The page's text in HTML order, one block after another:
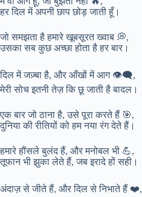
हर दिल में अपनी छाप छोड़ जाती हूँ।
जो समझता है हमारे खूबसूरत ख्वाब 💭,
उसका सब कुछ अच्छा होता है हर बार।
दिल में जज़्बा है, और आँखों में आग 👁️‍🗨️,
मेरी सोच इतनी तेज़ कि छू जाती है बादल।
एक बार जो ठाना है, उसे पूरा करते हैं 🎯,
दुनिया की रीतियों को हम नया रंग देते हैं।
हमारे हौंसले बुलंद हैं, और मनोबल भी 💪,
तूफान भी झुका लेते हैं, जब इरादे हों सही।
अंदाज़ से जीते हैं, और दिल से निभाते हैं ❤️,